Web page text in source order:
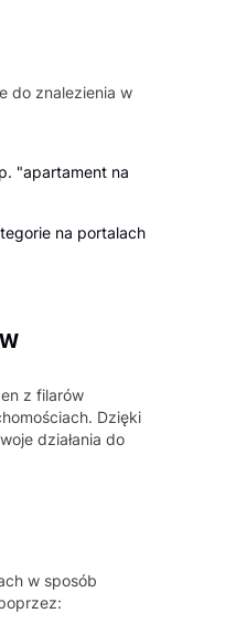
do znalezienia w
"apartament na
na portalach
z filarów
Dzięki
działania do
w sposób